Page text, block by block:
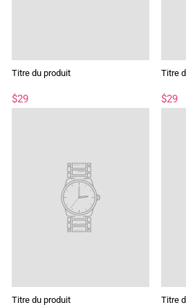
Titre du produit
$29
Titre
$29
Titre du produit Titre